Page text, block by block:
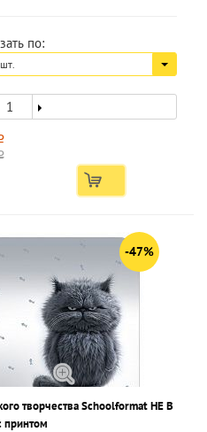
по:
-47%
творчества Schoolformat НЕ В
принтом